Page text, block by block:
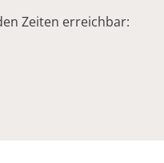
Zeiten erreichbar: